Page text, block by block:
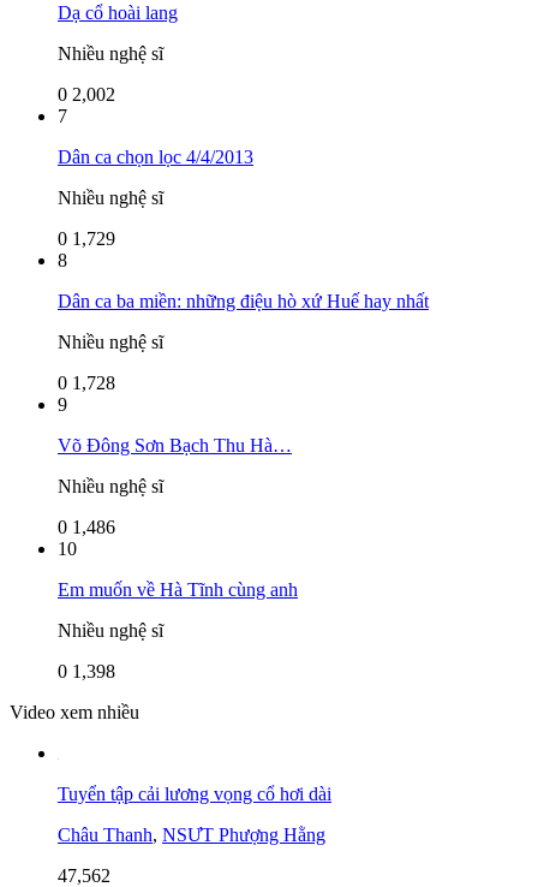
Dạ cổ hoài lang
Nhiều nghệ sĩ
0 2,002
7
Dân ca chọn lọc 4/4/2013
Nhiều nghệ sĩ
0 1,729
8
Dân ca ba miền: những điệu hò xứ Huế hay nhất
Nhiều nghệ sĩ
0 1,728
9
Võ Đông Sơn Bạch Thu Hà…
Nhiều nghệ sĩ
0 1,486
10
Em muốn về Hà Tĩnh cùng anh
Nhiều nghệ sĩ
0 1,398
Video xem nhiều
Tuyển tập cải lương vọng cổ hơi dài
Châu Thanh, NSƯT Phượng Hằng
47,562